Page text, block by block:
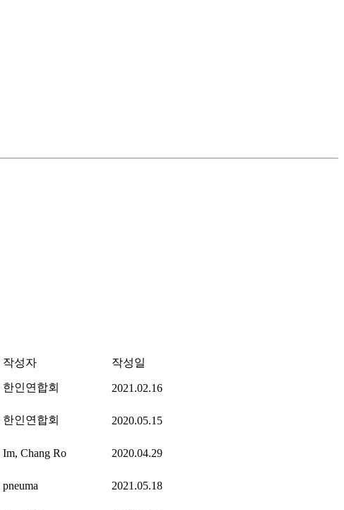
작성자 작성일
한인연합회 2021.02.16
한인연합회 2020.05.15
Im, Chang Ro 2020.04.29
pneuma 2021.05.18